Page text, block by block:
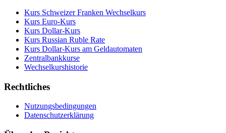
Kurs Schweizer Franken Wechselkurs
Kurs Euro-Kurs
Kurs Dollar-Kurs
Kurs Russian Ruble Rate
Kurs Dollar-Kurs am Geldautomaten
Zentralbankkurse
Wechselkurshistorie
Rechtliches
Nutzungsbedingungen
Datenschutzerklärung